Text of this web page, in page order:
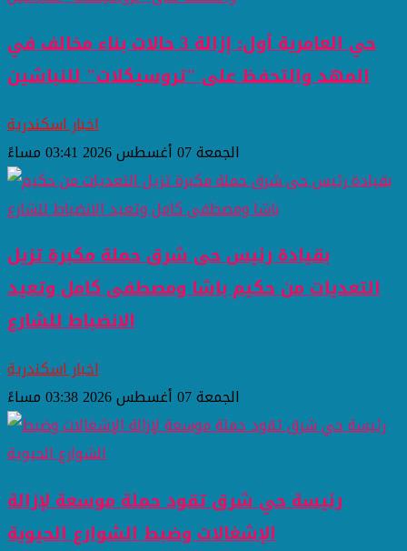
حي العامرية أول: إزالة 3 حالات بناء مخالف في
المهد والتحفظ على "تروسيكلات" للنباشين
اخبار اسكندرية
الجمعة 07 أغسطس 2026 03:41 مساءً
بقيادة رئيس حى شرق حملة مكبرة تزيل
التعديات من حكيم باشا ومصطفى كامل وتعيد
الانضباط للشارع
اخبار اسكندرية
الجمعة 07 أغسطس 2026 03:38 مساءً
رئيسة حي شرق تقود حملة موسعة لإزالة
الإشغالات وضبط الشوارع الحيوية